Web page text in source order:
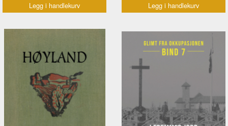
Legg i handlekurv Legg i handlekurv